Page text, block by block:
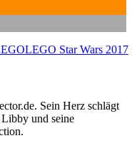
LEGO Star Wars 2017
Sein Herz schlägt
und seine